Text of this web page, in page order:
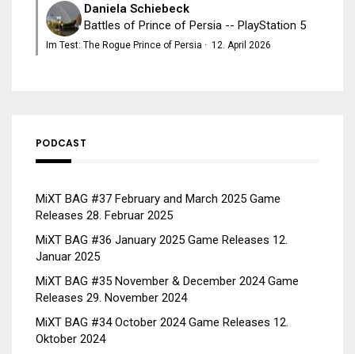
Daniela Schiebeck
Battles of Prince of Persia -- PlayStation 5
Im Test: The Rogue Prince of Persia · 12. April 2026
PODCAST
MiXT BAG #37 February and March 2025 Game
Releases 28. Februar 2025
MiXT BAG #36 January 2025 Game Releases 12.
Januar 2025
MiXT BAG #35 November & December 2024 Game
Releases 29. November 2024
MiXT BAG #34 October 2024 Game Releases 12.
Oktober 2024